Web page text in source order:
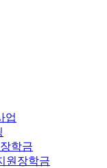
업
학금
원장학금